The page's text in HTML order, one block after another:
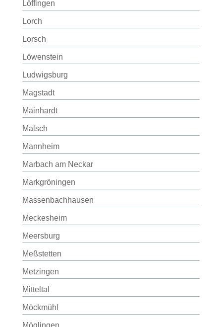
Löffingen
Lorch
Lorsch
Löwenstein
Ludwigsburg
Magstadt
Mainhardt
Malsch
Mannheim
Marbach am Neckar
Markgröningen
Massenbachhausen
Meckesheim
Meersburg
Meßstetten
Metzingen
Mitteltal
Möckmühl
Möglingen